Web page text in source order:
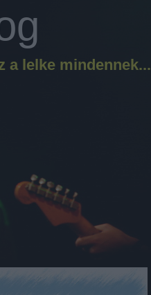
a lelke mindennek...